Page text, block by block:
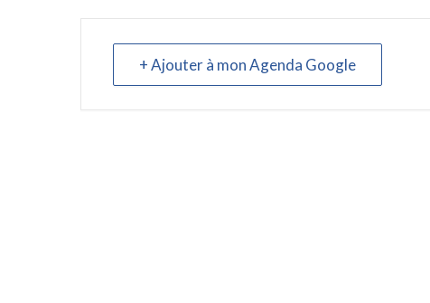
+ Ajouter à mon Agenda Google